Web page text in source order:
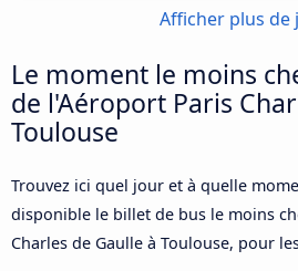
Afficher plus de
Le moment le moins
de l'Aéroport Paris
Toulouse
Trouvez ici quel jour et à quelle
disponible le billet de bus le moins
Charles de Gaulle à Toulouse, pour